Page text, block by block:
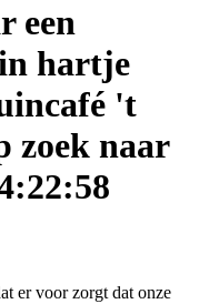
een
hartje
't
zoek naar
er voor zorgt dat onze